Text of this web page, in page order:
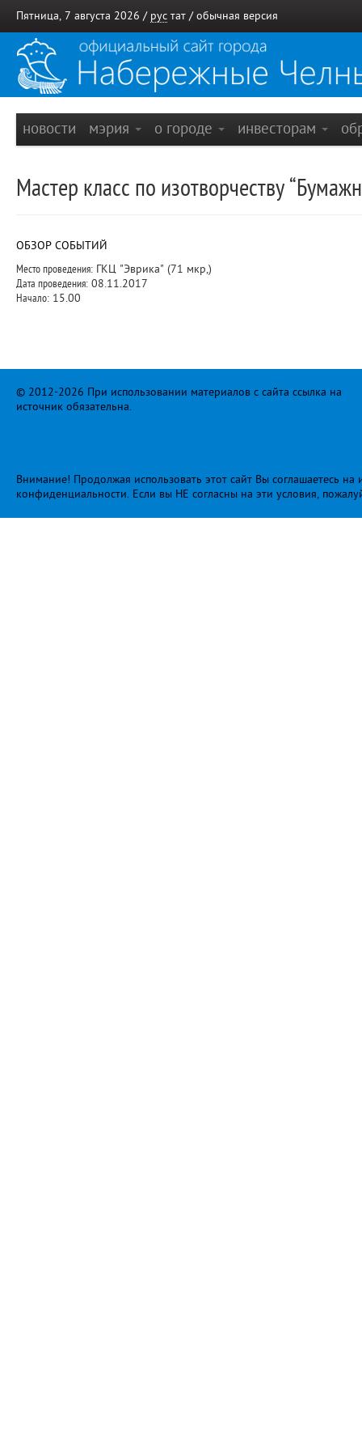
Пятница, 7 августа 2026 / рус тат / обычная версия
новости мэрия о городе инвесторам
Мастер класс по изотворчеству
ОБЗОР СОБЫТИЙ
Место проведения: ГКЦ "Эврика" (71 мкр,)
Дата проведения: 08.11.2017
Начало: 15.00
© 2012-2026 При использовании материалов с сайта ссылка на
источник обязательна.
Внимание! Продолжая использовать этот сайт Вы соглашаетесь
конфиденциальности. Если вы НЕ согласны на эти условия,